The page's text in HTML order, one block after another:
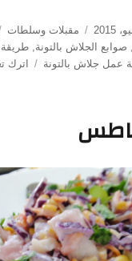
التصنيفات
مقبلات وسلطات
صوابع الجلاش بالتونة ,
عمل جلاش بالتونة اترك